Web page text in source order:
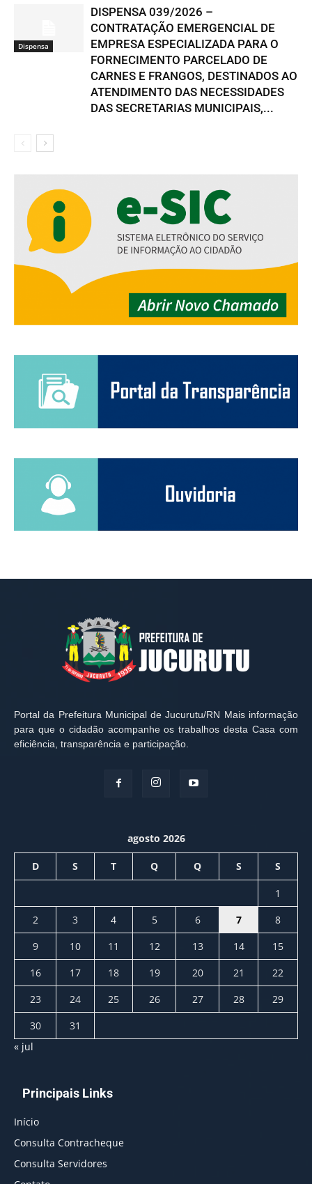
Dispensa
DISPENSA 039/2026 –
CONTRATAÇÃO EMERGENCIAL DE
EMPRESA ESPECIALIZADA PARA O
FORNECIMENTO PARCELADO DE
CARNES E FRANGOS, DESTINADOS AO
ATENDIMENTO DAS NECESSIDADES
DAS SECRETARIAS MUNICIPAIS,...
Portal da Prefeitura Municipal de Jucurutu/RN Mais informação
para que o cidadão acompanhe os trabalhos desta Casa com
eficiência, transparência e participação.
agosto 2026
D S T Q Q S S
1
2
3 4 5 6 7
8
9
10 11 12 13 14
15
16
17 18 19 20 21
22
23
24 25 26 27 28
29
30
31
« jul
Principais Links
Início
Consulta Contracheque
Consulta Servidores